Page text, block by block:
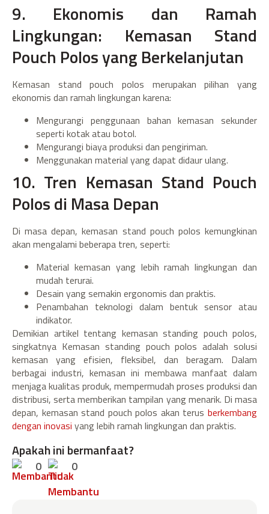
9. Ekonomis dan Ramah
Lingkungan: Kemasan Stand
Pouch Polos yang Berkelanjutan
Kemasan stand pouch polos merupakan pilihan yang
ekonomis dan ramah lingkungan karena:
Mengurangi penggunaan bahan kemasan sekunder
seperti kotak atau botol.
Mengurangi biaya produksi dan pengiriman.
Menggunakan material yang dapat didaur ulang.
10. Tren Kemasan Stand Pouch
Polos di Masa Depan
Di masa depan, kemasan stand pouch polos kemungkinan
akan mengalami beberapa tren, seperti:
Material kemasan yang lebih ramah lingkungan dan
mudah terurai.
Desain yang semakin ergonomis dan praktis.
Penambahan teknologi dalam bentuk sensor atau
indikator.
Demikian artikel tentang kemasan standing pouch polos,
singkatnya Kemasan standing pouch polos adalah solusi
kemasan yang efisien, fleksibel, dan beragam. Dalam
berbagai industri, kemasan ini membawa manfaat dalam
menjaga kualitas produk, mempermudah proses produksi dan
distribusi, serta memberikan tampilan yang menarik. Di masa
depan, kemasan stand pouch polos akan terus berkembang
dengan inovasi yang lebih ramah lingkungan dan praktis.
Apakah ini bermanfaat?
0 0